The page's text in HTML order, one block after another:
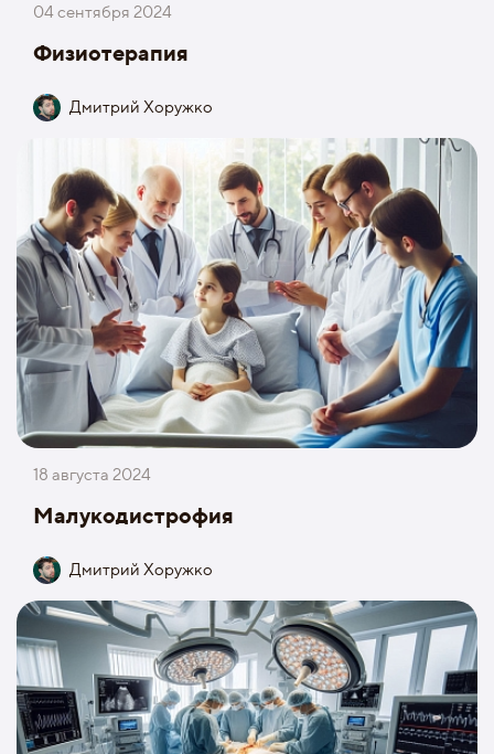
04 сентября 2024
Физиотерапия
Дмитрий Хоружко
18 августа 2024
Малукодистрофия
Дмитрий Хоружко